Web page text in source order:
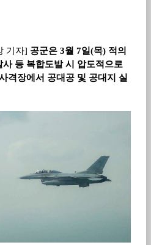
기자] 공군은3월 7일(목) 적의
등 복합도발 시 압도적으로
격장에서 공대공 및 공대지 실